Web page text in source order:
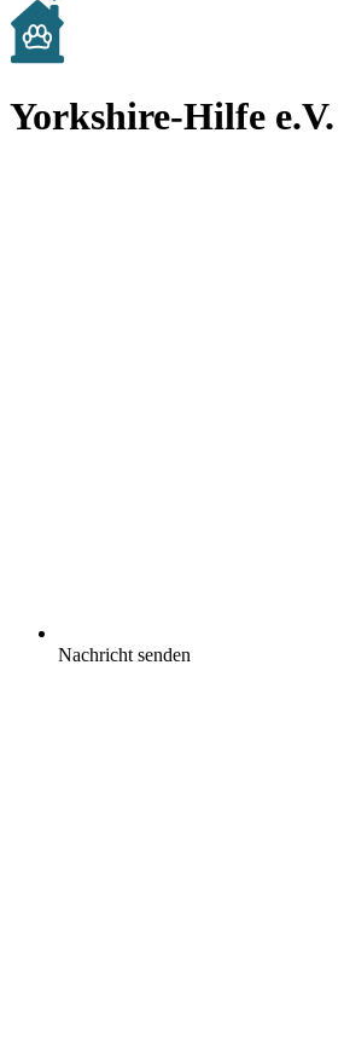
Yorkshire-Hilfe e.V.
Nachricht senden